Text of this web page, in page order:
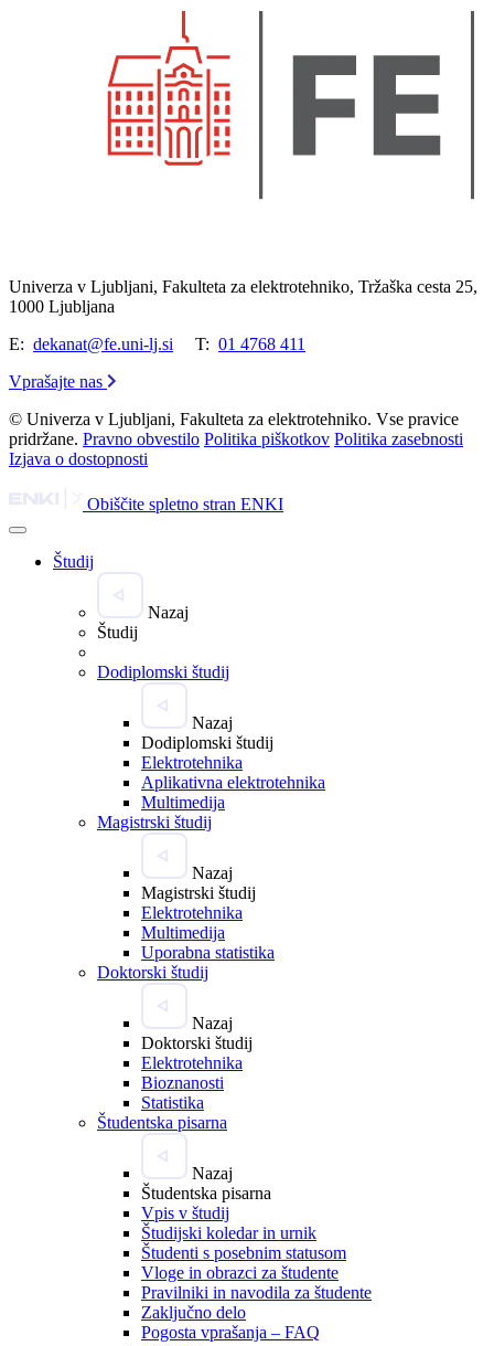
Univerza v Ljubljani, Fakulteta za elektrotehniko, Tržaška cesta 25,
1000 Ljubljana
E: dekanat@fe.uni-lj.si T: 01 4768 411
Vprašajte nas
© Univerza v Ljubljani, Fakulteta za elektrotehniko. Vse pravice
pridržane. Pravno obvestilo Politika piškotkov Politika zasebnosti
Izjava o dostopnosti
Obiščite spletno stran ENKI
Študij
Nazaj
Študij
Dodiplomski študij
Nazaj
Dodiplomski študij
Elektrotehnika
Aplikativna elektrotehnika
Multimedija
Magistrski študij
Nazaj
Magistrski študij
Elektrotehnika
Multimedija
Uporabna statistika
Doktorski študij
Nazaj
Doktorski študij
Elektrotehnika
Bioznanosti
Statistika
Študentska pisarna
Nazaj
Študentska pisarna
Vpis v študij
Študijski koledar in urnik
Študenti s posebnim statusom
Vloge in obrazci za študente
Pravilniki in navodila za študente
Zaključno delo
Pogosta vprašanja – FAQ